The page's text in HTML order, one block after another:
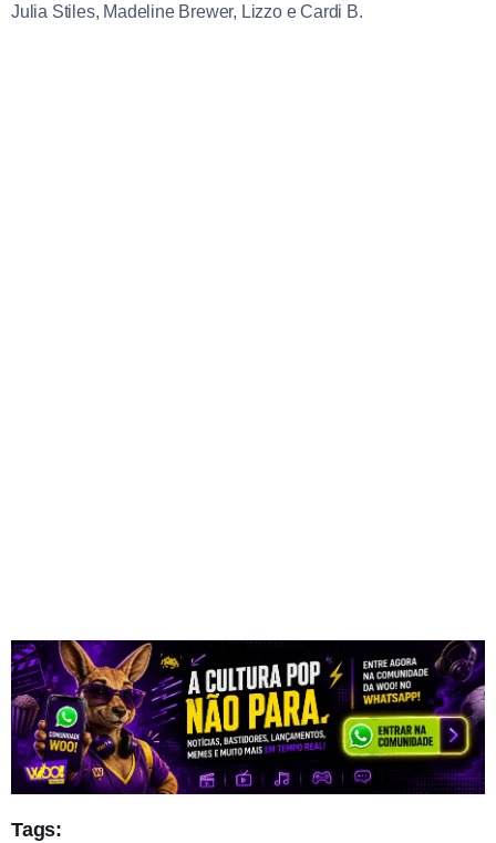
Julia Stiles, Madeline Brewer, Lizzo e Cardi B.
Tags: